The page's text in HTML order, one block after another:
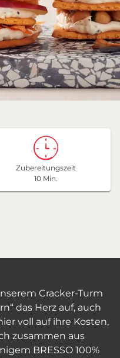
Zubereitungszeit
10 Min.
Cracker-Turm
das Herz auf, auch
voll auf ihre Kosten,
zusammen aus
BRESSO 100%